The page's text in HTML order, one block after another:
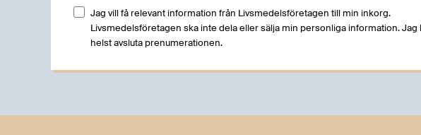
Jag vill få relevant information från Livsmedelsföretagen till min inkorg.
Livsmedelsföretagen ska inte dela eller sälja min personliga information. Jag
helst avsluta prenumerationen.